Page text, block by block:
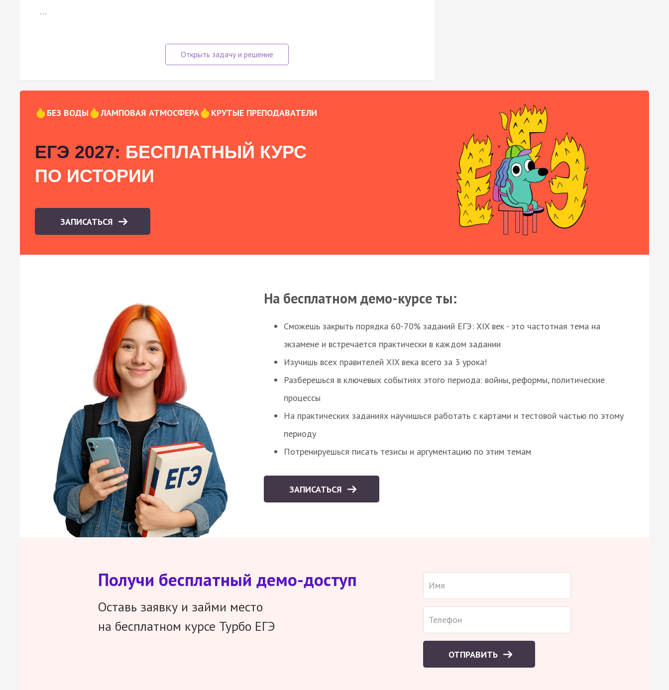
…
БЕЗ ВОДЫ ЛАМПОВАЯ АТМОСФЕРА КРУТЫЕ ПРЕПОДАВАТЕЛИ
ЕГЭ 2027: БЕСПЛАТНЫЙ КУРС
ПО ИСТОРИИ
ЗАПИСАТЬСЯ
На бесплатном демо-курсе ты:
Сможешь закрыть порядка 60-70% заданий ЕГЭ: XIX век - это частотная тема на
экзамене и встречается практически в каждом задании
Изучишь всех правителей XIX века всего за 3 урока!
Разберешься в ключевых событиях этого периода: войны, реформы, политические
процессы
На практических заданиях научишься работать с картами и тестовой частью по этому
периоду
Потренируешься писать тезисы и аргументацию по этим темам
ЗАПИСАТЬСЯ
Получи бесплатный демо-доступ
Оставь заявку и займи место
на бесплатном курсе Турбо ЕГЭ
ОТПРАВИТЬ